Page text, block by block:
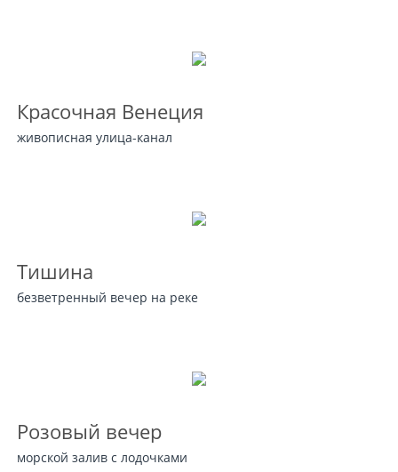
Красочная Венеция
живописная улица-канал
Тишина
безветренный вечер на реке
Розовый вечер
морской залив с лодочками